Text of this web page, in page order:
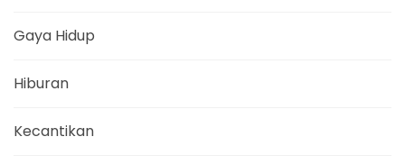
Gaya Hidup
Hiburan
Kecantikan